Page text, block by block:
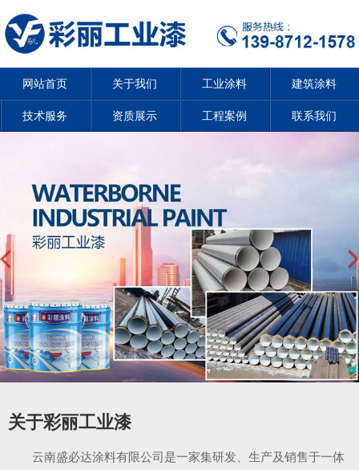
网站首页 关于我们 工业涂料 建筑涂料
技术服务 资质展示 工程案例 联系我们
关于彩丽工业漆
云南盛必达涂料有限公司是一家集研发、生产及销售于一体